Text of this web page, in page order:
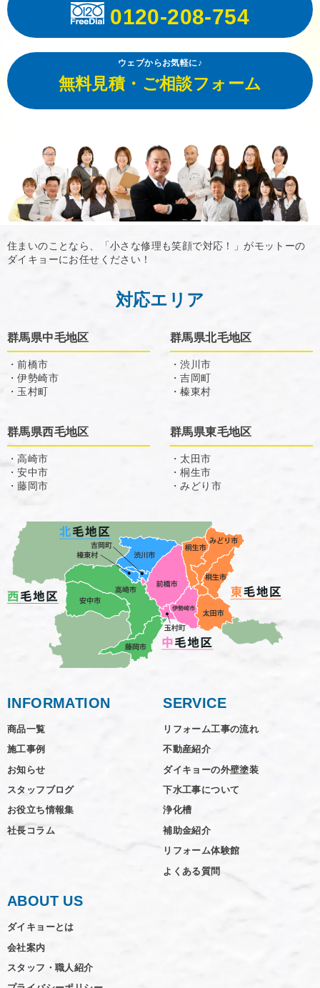
0120-208-754
ウェブからお気軽に♪
無料見積・ご相談フォーム
住まいのことなら、「小さな修理も笑顔で対応！」がモットーの
ダイキョーにお任せください！
対応エリア
群馬県中毛地区
・前橋市
・伊勢崎市
・玉村町
群馬県北毛地区
・渋川市
・吉岡町
・榛東村
群馬県西毛地区
・高崎市
・安中市
・藤岡市
群馬県東毛地区
・太田市
・桐生市
・みどり市
INFORMATION
商品一覧
施工事例
お知らせ
スタッフブログ
お役立ち情報集
社長コラム
SERVICE
リフォーム工事の流れ
不動産紹介
ダイキョーの外壁塗装
下水工事について
浄化槽
補助金紹介
リフォーム体験館
よくある質問
ABOUT US
ダイキョーとは
会社案内
スタッフ・職人紹介